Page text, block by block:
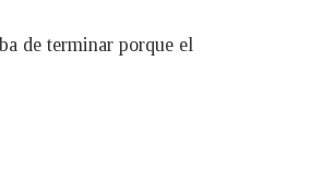
de terminar porque el